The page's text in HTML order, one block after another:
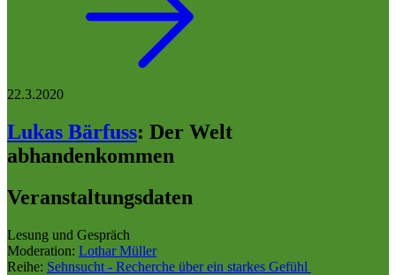
22.3.2020
Lukas Bärfuss: Der Welt
abhandenkommen
Veranstaltungsdaten
Lesung und Gespräch
Moderation: Lothar Müller
Reihe: Sehnsucht - Recherche über ein starkes Gefühl